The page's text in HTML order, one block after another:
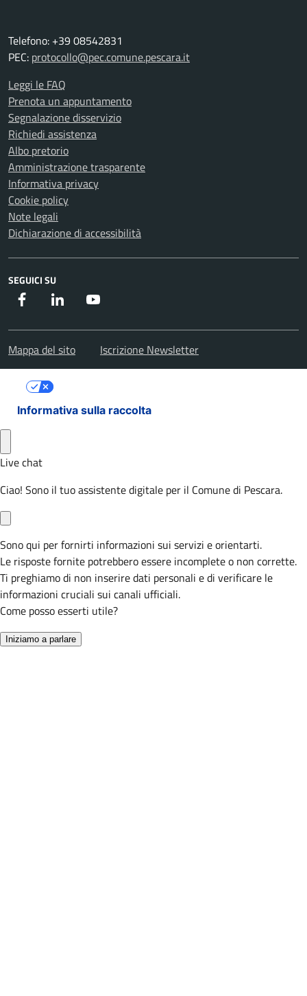
Telefono: +39 08542831
PEC: protocollo@pec.comune.pescara.it
Leggi le FAQ
Prenota un appuntamento
Segnalazione disservizio
Richiedi assistenza
Albo pretorio
Amministrazione trasparente
Informativa privacy
Cookie policy
Note legali
Dichiarazione di accessibilità
SEGUICI SU
Facebook Instagram
Mappa del sito Iscrizione Newsletter
Informativa sulla raccolta
Le tue preferenze relative alla privacy